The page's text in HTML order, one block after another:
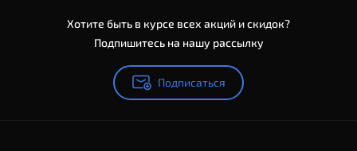
Хотите быть в курсе всех акций и скидок?
Подпишитесь на нашу рассылку
Подписаться